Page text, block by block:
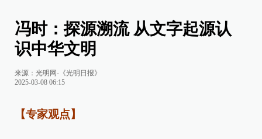
冯时：探源溯流 从文字起源认
识中华文明
来源： 光明网-《光明日报》
2025-03-08 06:15
【专家观点】